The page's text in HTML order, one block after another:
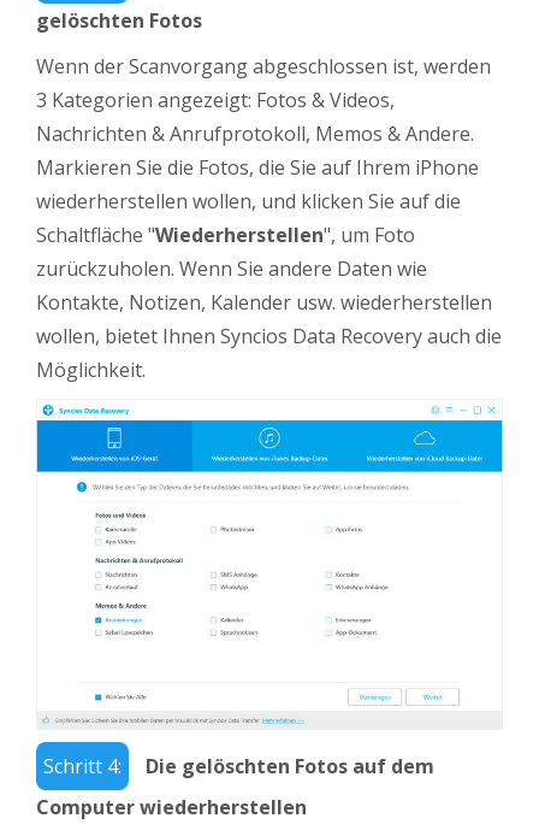
gelöschten Fotos
Wenn der Scanvorgang abgeschlossen ist, werden
3 Kategorien angezeigt: Fotos & Videos,
Nachrichten & Anrufprotokoll, Memos & Andere.
Markieren Sie die Fotos, die Sie auf Ihrem iPhone
wiederherstellen wollen, und klicken Sie auf die
Schaltfläche "Wiederherstellen", um Foto
zurückzuholen. Wenn Sie andere Daten wie
Kontakte, Notizen, Kalender usw. wiederherstellen
wollen, bietet Ihnen Syncios Data Recovery auch die
Möglichkeit.
Schritt 4:
Die gelöschten Fotos auf dem
Computer wiederherstellen